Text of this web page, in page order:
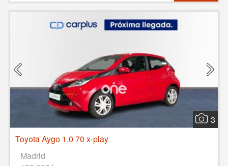
3
Toyota Aygo 1.0 70 x-play
Madrid